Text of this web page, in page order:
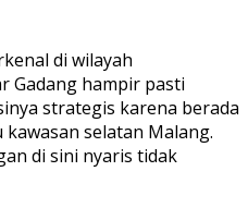
di wilayah
Gadang hampir pasti
strategis karena berada
selatan Malang.
di sini nyaris tidak